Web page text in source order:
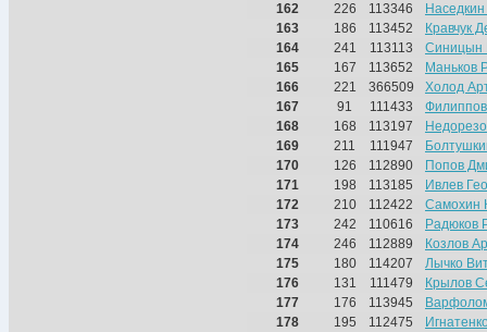
162
226 113346
163
186 113452
Кравчук
164
241 113113
Синицын
165
167 113652
Маньков
166
221 366509
Холод
167
91 111433
168
168 113197
169
211 111947
170
126 112890
Попов
171
198 113185
Ивлев
172
210 112422
Самохин
173
242 110616
Радюков
174
246 112889
Козлов
175
180 114207
Лычко
176
131 111479
Крылов
177
176 113945
178
195 112475